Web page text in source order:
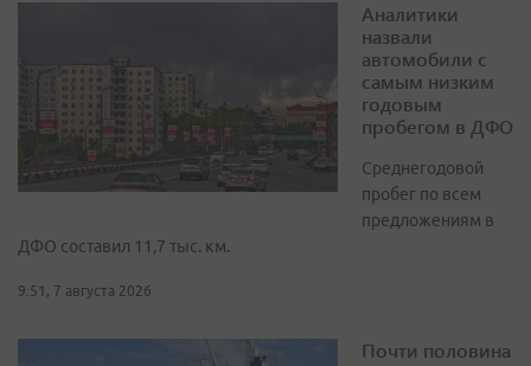
Аналитики
назвали
автомобили с
самым низким
годовым
пробегом в ДФО
Среднегодовой
пробег по всем
предложениям в
ДФО составил 11,7 тыс. км.
9:51, 7 августа 2026
Почти половина